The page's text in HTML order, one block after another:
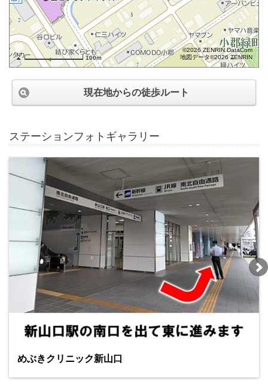
100m
©2026 ZENRIN DataCom
地図データ©2026 ZENRIN
現在地からの徒歩ルート
ステーションフォトギャラリー
めぶきクリニック新山口